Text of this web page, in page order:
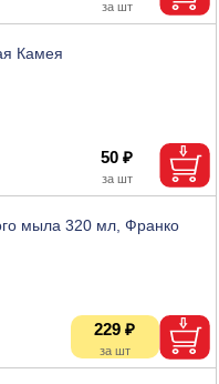
Камея
50 ₽
мыла 320 мл, Франко
229 ₽